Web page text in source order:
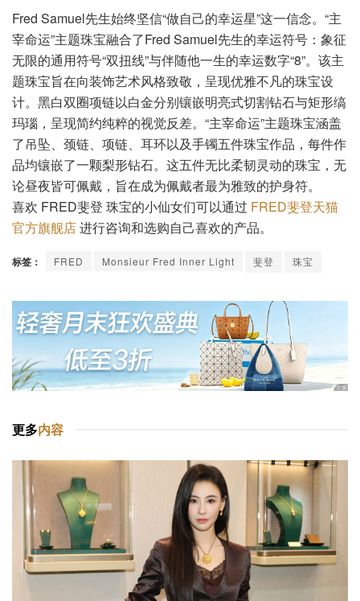
Fred Samuel先生始终坚信“做自己的幸运星”这一信念。“主
宰命运”主题珠宝融合了Fred Samuel先生的幸运符号：象征
无限的通用符号“双扭线”与伴随他一生的幸运数字“8”。该主
题珠宝旨在向装饰艺术风格致敬，呈现优雅不凡的珠宝设
计。黑白双圈项链以白金分别镶嵌明亮式切割钻石与矩形缟
玛瑙，呈现简约纯粹的视觉反差。“主宰命运”主题珠宝涵盖
了吊坠、颈链、项链、耳环以及手镯五件珠宝作品，每件作
品均镶嵌了一颗梨形钻石。这五件无比柔韧灵动的珠宝，无
论昼夜皆可佩戴，旨在成为佩戴者最为雅致的护身符。
喜欢 FRED斐登 珠宝的小仙女们可以通过 FRED斐登天猫
官方旗舰店进行咨询和选购自己喜欢的产品。
标签： FRED Monsieur Fred Inner Light 斐登 珠宝
更多内容